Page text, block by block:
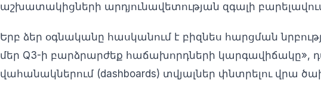
աշխատակիցների արդյունավետության զգալի
Երբ ձեր օգնականը հասկանում է բիզնես հարցման
մեր Q3-ի բարձրարժեք հաճախորդների կարգավիճակը»,
վահանակներում (dashboards) տվյալներ փնտրելու վրա